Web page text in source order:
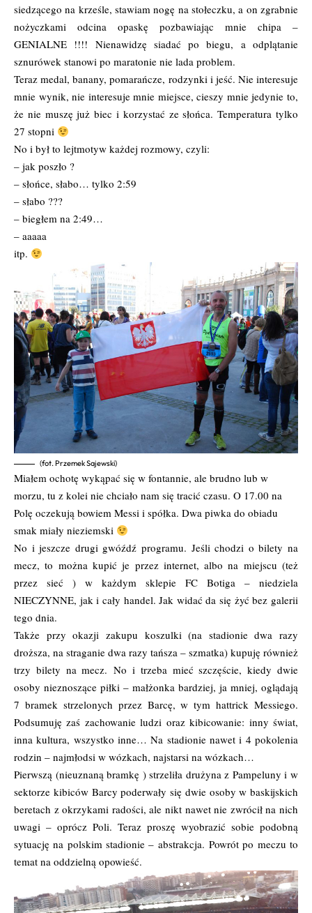
siedzącego na krześle, stawiam nogę na stołeczku, a on zgrabnie
nożyczkami odcina opaskę pozbawiając mnie chipa –
GENIALNE !!!! Nienawidzę siadać po biegu, a odplątanie
sznurówek stanowi po maratonie nie lada problem.
Teraz medal, banany, pomarańcze, rodzynki i jeść. Nie interesuje
mnie wynik, nie interesuje mnie miejsce, cieszy mnie jedynie to,
że nie muszę już biec i korzystać ze słońca. Temperatura tylko
27 stopni
No i był to lejtmotyw każdej rozmowy, czyli:
– jak poszło ?
– słońce, słabo… tylko 2:59
– słabo ???
– biegłem na 2:49…
– aaaaa
itp.
(fot. Przemek Sajewski)
Miałem ochotę wykąpać się w fontannie, ale brudno lub w
morzu, tu z kolei nie chciało nam się tracić czasu. O 17.00 na
Polę oczekują bowiem Messi i spółka. Dwa piwka do obiadu
smak miały nieziemski
No i jeszcze drugi gwóźdź programu. Jeśli chodzi o bilety na
mecz, to można kupić je przez internet, albo na miejscu (też
przez sieć ) w każdym sklepie FC Botiga – niedziela
NIECZYNNE, jak i cały handel. Jak widać da się żyć bez galerii
tego dnia.
Także przy okazji zakupu koszulki (na stadionie dwa razy
droższa, na straganie dwa razy tańsza – szmatka) kupuję również
trzy bilety na mecz. No i trzeba mieć szczęście, kiedy dwie
osoby nieznoszące piłki – małżonka bardziej, ja mniej, oglądają
7 bramek strzelonych przez Barcę, w tym hattrick Messiego.
Podsumuję zaś zachowanie ludzi oraz kibicowanie: inny świat,
inna kultura, wszystko inne… Na stadionie nawet i 4 pokolenia
rodzin – najmłodsi w wózkach, najstarsi na wózkach…
Pierwszą (nieuznaną bramkę ) strzeliła drużyna z Pampeluny i w
sektorze kibiców Barcy poderwały się dwie osoby w baskijskich
beretach z okrzykami radości, ale nikt nawet nie zwrócił na nich
uwagi – oprócz Poli. Teraz proszę wyobrazić sobie podobną
sytuację na polskim stadionie – abstrakcja. Powrót po meczu to
temat na oddzielną opowieść.